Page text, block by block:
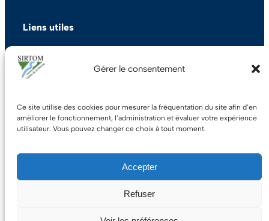
Gérer le consentement
Ce site utilise des cookies pour mesurer la fréquentation du site afin d’en
améliorer le fonctionnement, l’administration et évaluer votre expérience
utilisateur. Vous pouvez changer ce choix à tout moment.
Accepter
Refuser
Liens utiles
Contact
A propos des cookies
Mentions légales
Actualités
R
e
h
r
© 2026 SIRTOM DE LA VALLEE DE LA